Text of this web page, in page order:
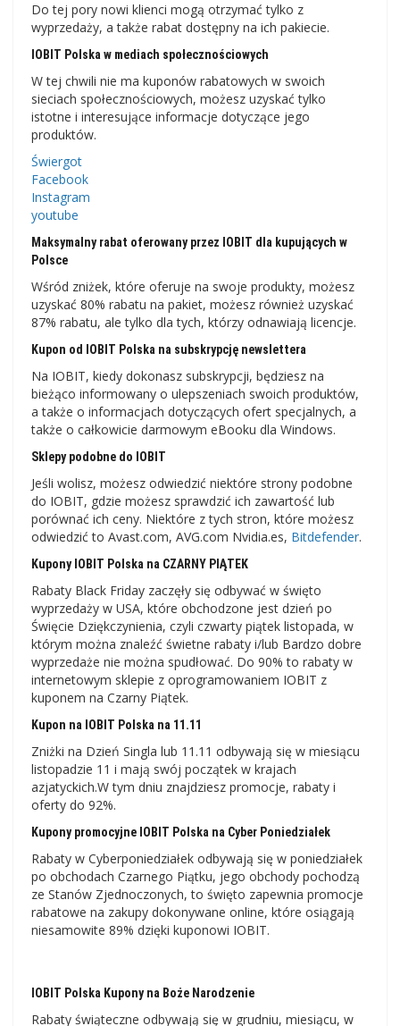
Do tej pory nowi klienci mogą otrzymać tylko z
wyprzedaży, a także rabat dostępny na ich pakiecie.
IOBIT Polska w mediach społecznościowych
W tej chwili nie ma kuponów rabatowych w swoich
sieciach społecznościowych, możesz uzyskać tylko
istotne i interesujące informacje dotyczące jego
produktów.
Świergot
Facebook
Instagram
youtube
Maksymalny rabat oferowany przez IOBIT dla kupujących w
Polsce
Wśród zniżek, które oferuje na swoje produkty, możesz
uzyskać 80% rabatu na pakiet, możesz również uzyskać
87% rabatu, ale tylko dla tych, którzy odnawiają licencje.
Kupon od IOBIT Polska na subskrypcję newslettera
Na IOBIT, kiedy dokonasz subskrypcji, będziesz na
bieżąco informowany o ulepszeniach swoich produktów,
a także o informacjach dotyczących ofert specjalnych, a
także o całkowicie darmowym eBooku dla Windows.
Sklepy podobne do IOBIT
Jeśli wolisz, możesz odwiedzić niektóre strony podobne
do IOBIT, gdzie możesz sprawdzić ich zawartość lub
porównać ich ceny. Niektóre z tych stron, które możesz
odwiedzić to Avast.com, AVG.com Nvidia.es, Bitdefender.
Kupony IOBIT Polska na CZARNY PIĄTEK
Rabaty Black Friday zaczęły się odbywać w święto
wyprzedaży w USA, które obchodzone jest dzień po
Święcie Dziękczynienia, czyli czwarty piątek listopada, w
którym można znaleźć świetne rabaty i/lub Bardzo dobre
wyprzedaże nie można spudłować. Do 90% to rabaty w
internetowym sklepie z oprogramowaniem IOBIT z
kuponem na Czarny Piątek.
Kupon na IOBIT Polska na 11.11
Zniżki na Dzień Singla lub 11.11 odbywają się w miesiącu
listopadzie 11 i mają swój początek w krajach
azjatyckich.W tym dniu znajdziesz promocje, rabaty i
oferty do 92%.
Kupony promocyjne IOBIT Polska na Cyber ​​Poniedziałek
Rabaty w Cyberponiedziałek odbywają się w poniedziałek
po obchodach Czarnego Piątku, jego obchody pochodzą
ze Stanów Zjednoczonych, to święto zapewnia promocje
rabatowe na zakupy dokonywane online, które osiągają
niesamowite 89% dzięki kuponowi IOBIT.
IOBIT Polska Kupony na Boże Narodzenie
Rabaty świąteczne odbywają się w grudniu, miesiącu, w